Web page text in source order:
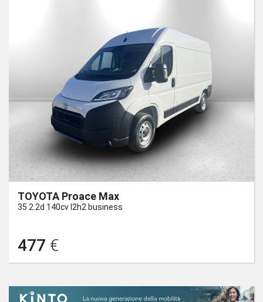
TOYOTA Proace Max
35 2.2d 140cv l2h2 business
477 €